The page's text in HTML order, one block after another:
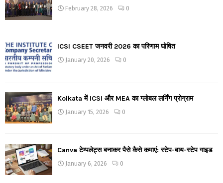
February 28, 2026 0
ICSI CSEET जनवरी 2026 का परिणाम घोषित
January 20, 2026 0
Kolkata में ICSI और MEA का ग्लोबल लर्निंग प्रोग्राम
January 15, 2026 0
Canva टेम्पलेट्स बनाकर पैसे कैसे कमाएं: स्टेप-बाय-स्टेप गाइड
January 6, 2026 0